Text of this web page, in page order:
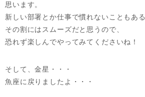
思います。
新しい部署とか仕事で慣れないこともあ
その割にはスムーズだと思うので、
恐れず楽しんでやってみてくださいね！
そして、金星・・・
魚座に戻りましたよ・・・